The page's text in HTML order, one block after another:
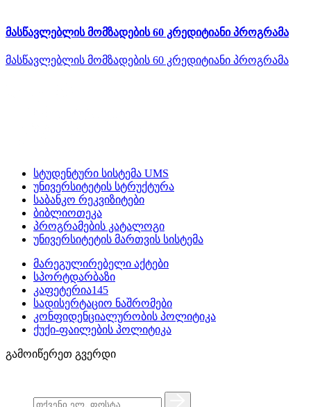
მასწავლებლის მომზადების 60 კრედიტიანი პროგრამა
მასწავლებლის მომზადების 60 კრედიტიანი პროგრამა
სტუდენტური სისტემა UMS
უნივერსიტეტის სტრუქტურა
საბანკო რეკვიზიტები
ბიბლიოთეკა
პროგრამების კატალოგი
უნივერსიტეტის მართვის სისტემა
მარეგულირებელი აქტები
სპორტდარბაზი
კაფეტერია145
სადისერტაციო ნაშრომები
კონფიდენციალურობის პოლიტიკა
ქუქი-ფაილების პოლიტიკა
გამოიწერეთ გვერდი